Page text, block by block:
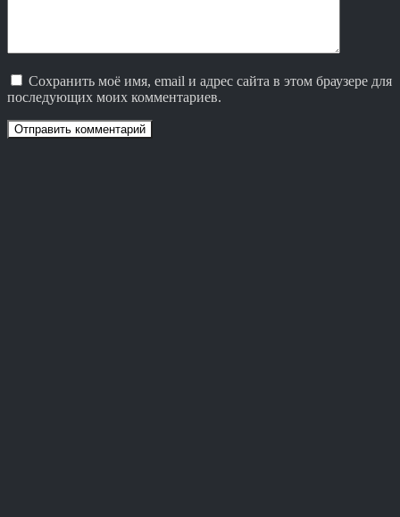
Сохранить моё имя, email и адрес сайта в этом браузере для
последующих моих комментариев.